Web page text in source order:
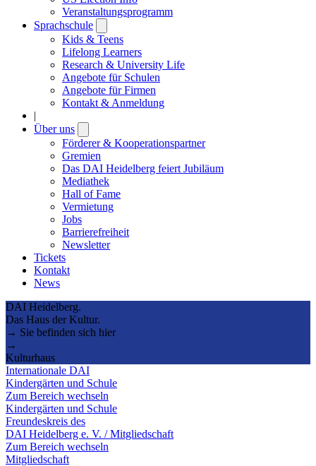
Veranstaltungsprogramm
Sprachschule
submenu
Kids & Teens
Lifelong Learners
Research & University Life
Angebote für Schulen
Angebote für Firmen
Kontakt & Anmeldung
|
Über uns
submenu
Förderer & Kooperationspartner
Gremien
Das DAI Heidelberg feiert Jubiläum
Mediathek
Hall of Fame
Vermietung
Jobs
Barrierefreiheit
Newsletter
Tickets
Kontakt
News
DAI Heidelberg.
Das Haus der Kultur.
→ Sie befinden sich hier
→
Kulturhaus
Internationale DAI
Kindergärten und Schule
Zum Bereich wechseln
Kindergärten und Schule
Freundeskreis des
DAI Heidelberg e. V. / Mitgliedschaft
Zum Bereich wechseln
Mitgliedschaft